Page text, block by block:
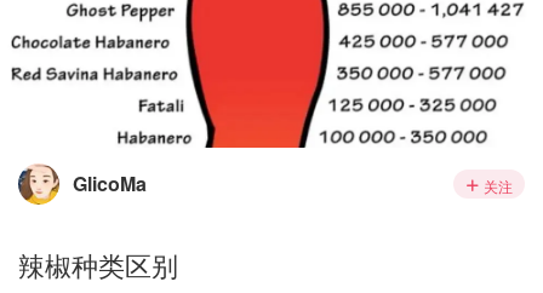
GlicoMa 关注
辣椒种类区别